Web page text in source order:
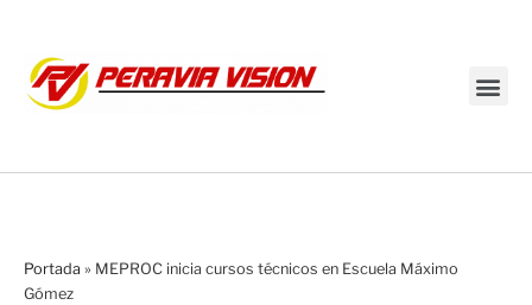
Portada » MEPROC inicia cursos técnicos en Escuela Máximo
Gómez